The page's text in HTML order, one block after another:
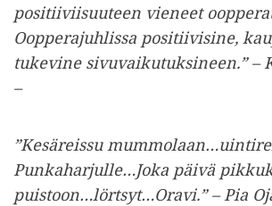
positiiviisuuteen vieneet
Oopperajuhlissa positiivisine,
tukevine sivuvaikutuksineen.” –
–
”Kesäreissu
Punkaharjulle…Joka päivä
puistoon…lörtsyt…Oravi.” – Pia